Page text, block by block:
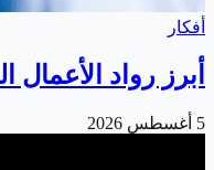
أفكار
أبرز رواد الأعمال
5 أغسطس 2026